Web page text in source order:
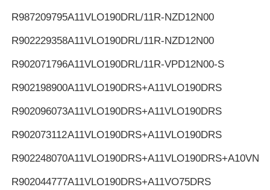
R987209795A11VLO190DRL/11R-NZD12N00
R902229358A11VLO190DRL/11R-NZD12N00
R902071796A11VLO190DRL/11R-VPD12N00-S
R902198900A11VLO190DRS+A11VLO190DRS
R902096073A11VLO190DRS+A11VLO190DRS
R902073112A11VLO190DRS+A11VLO190DRS
R902248070
R902044777A11VLO190DRS+A11VO75DRS